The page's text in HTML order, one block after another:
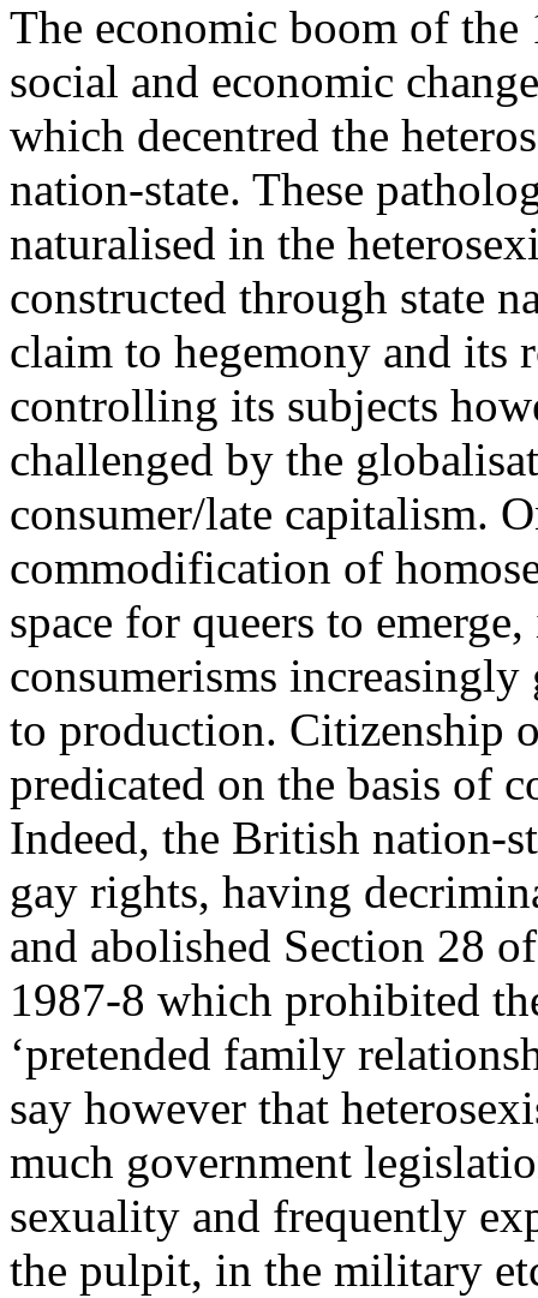
The economic boom of
social and economic
which decentred the
nation-state. These
naturalised in the
constructed through state
claim to hegemony and its
controlling its subjects
challenged by the
consumer/late capitalism.
commodification of
space for queers to
consumerisms
to production. Citizenship
predicated on the basis of
Indeed, the British nation-
gay rights, having
and abolished Section 28
1987-8 which prohibited
‘pretended family
say however that
much government
sexuality and frequently
the pulpit, in the military